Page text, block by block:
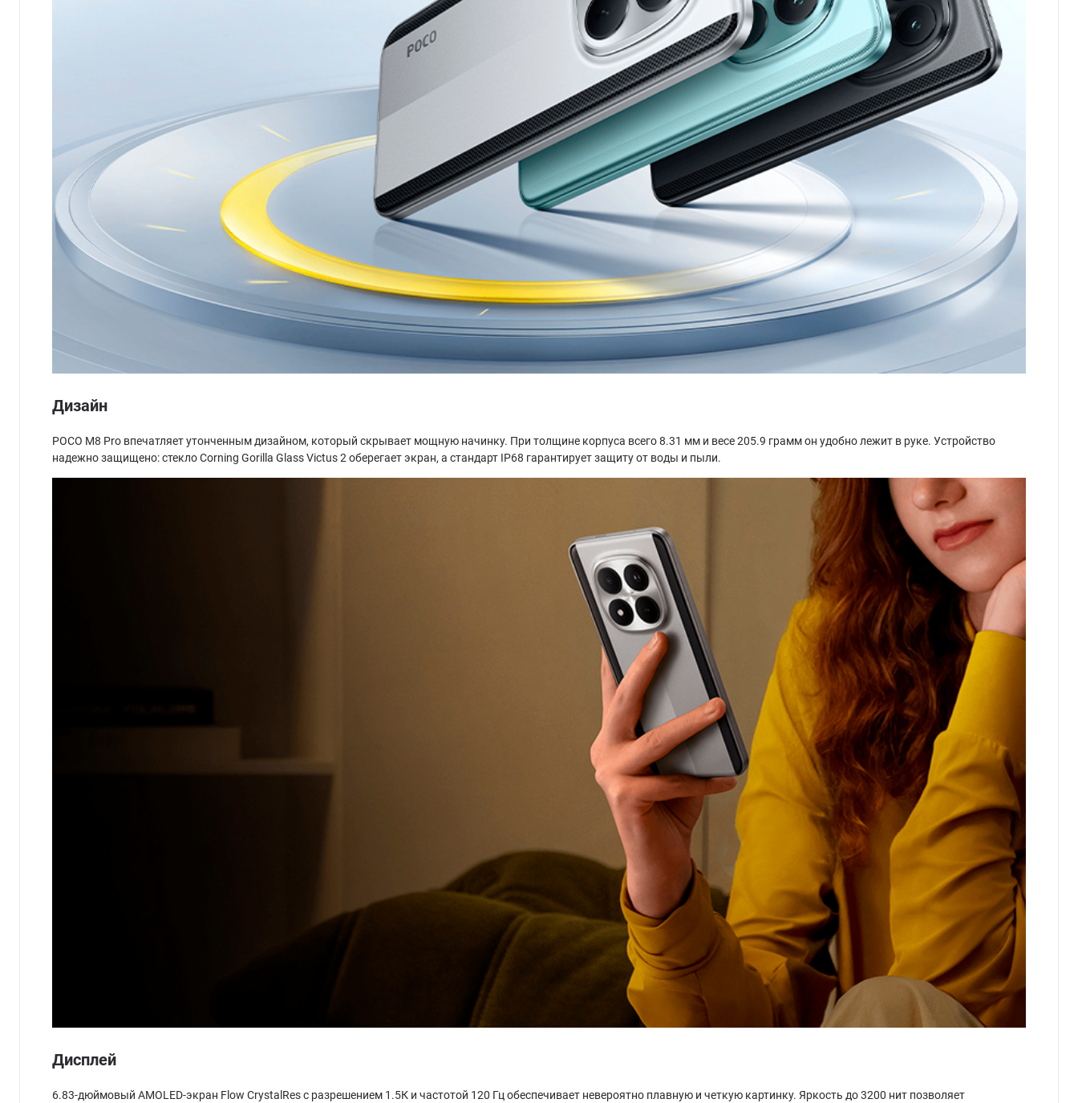
Дизайн
POCO M8 Pro впечатляет утонченным дизайном, который скрывает мощную начинку. При толщине корпуса всего 8.31 мм и весе 205.9 грамм он удобно лежит в руке. Устройство
надежно защищено: стекло Corning Gorilla Glass Victus 2 оберегает экран, а стандарт IP68 гарантирует защиту от воды и пыли.
Дисплей
6.83-дюймовый AMOLED-экран Flow CrystalRes с разрешением 1.5К и частотой 120 Гц обеспечивает невероятно плавную и четкую картинку. Яркость до 3200 нит позволяет